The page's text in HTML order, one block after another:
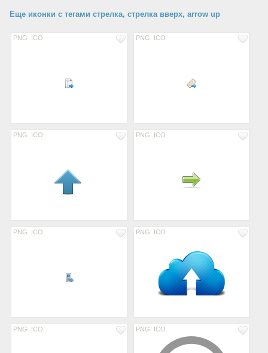
Еще иконки с тегами стрелка, стрелка вверх, arrow up
PNG ICO PNG ICO
PNG ICO PNG ICO
PNG ICO PNG ICO
PNG ICO PNG ICO